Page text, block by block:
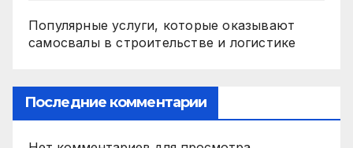
Популярные услуги, которые оказывают
самосвалы в строительстве и логистике
Последние комментарии